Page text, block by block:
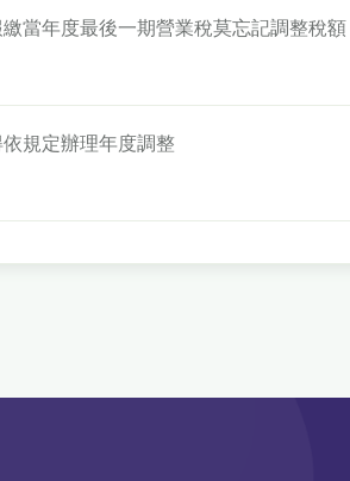
當年度最後一期營業稅莫忘記調整稅額
規定辦理年度調整